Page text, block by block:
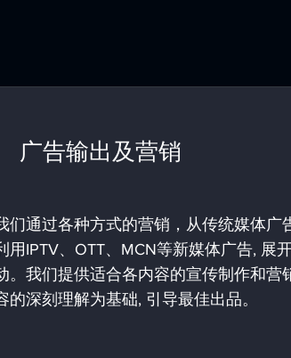
广告输出及营销
们通过各种方式的营销，从传统媒体广
用IPTV、OTT、MCN等新媒体广告, 展
。我们提供适合各内容的宣传制作和营
的深刻理解为基础, 引导最佳出品。